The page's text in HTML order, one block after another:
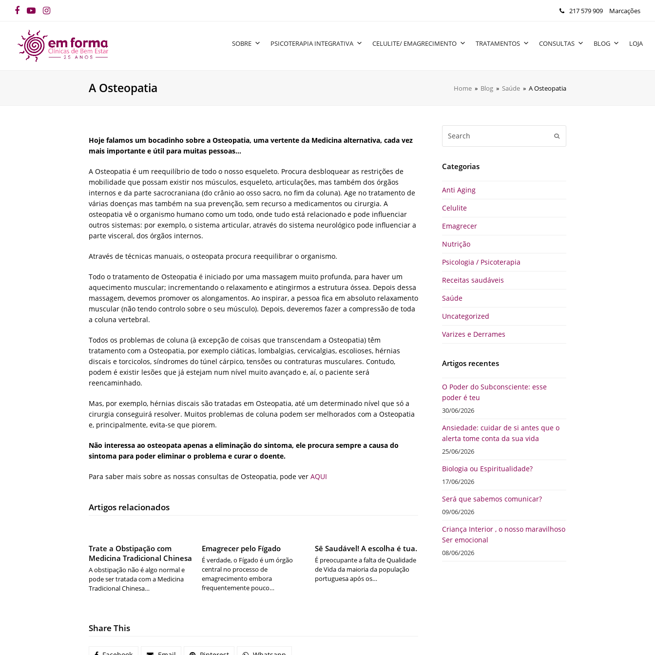
Facebook
YouTubeInstagram 217 579 909 Marcações
SOBRE PSICOTERAPIA INTEGRATIVA CELULITE/ EMAGRECIMENTO TRATAMENTOS CONSULTAS BLOG LOJA
A Osteopatia Home » Blog » Saúde » A Osteopatia
Categorias
Anti Aging
Celulite
Emagrecer
Nutrição
Psicologia / Psicoterapia
Receitas saudáveis
Saúde
Uncategorized
Varizes e Derrames
Artigos recentes
O Poder do Subconsciente: esse
poder é teu
30/06/2026
Ansiedade: cuidar de si antes que o
alerta tome conta da sua vida
25/06/2026
Biologia ou Espiritualidade?
17/06/2026
Será que sabemos comunicar?
09/06/2026
Criança Interior , o nosso maravilhoso
Ser emocional
08/06/2026
Hoje falamos um bocadinho sobre a Osteopatia, uma vertente da Medicina alternativa, cada vez
mais importante e útil para muitas pessoas…
A Osteopatia é um reequilíbrio de todo o nosso esqueleto. Procura desbloquear as restrições de
mobilidade que possam existir nos músculos, esqueleto, articulações, mas também dos órgãos
internos e da parte sacrocraniana (do crânio ao osso sacro, no fim da coluna). Age no tratamento de
várias doenças mas também na sua prevenção, sem recurso a medicamentos ou cirurgia. A
osteopatia vê o organismo humano como um todo, onde tudo está relacionado e pode influenciar
outros sistemas: por exemplo, o sistema articular, através do sistema neurológico pode influenciar a
parte visceral, dos órgãos internos.
Através de técnicas manuais, o osteopata procura reequilibrar o organismo.
Todo o tratamento de Osteopatia é iniciado por uma massagem muito profunda, para haver um
aquecimento muscular; incrementando o relaxamento e atingirmos a estrutura óssea. Depois dessa
massagem, devemos promover os alongamentos. Ao inspirar, a pessoa fica em absoluto relaxamento
muscular (não tendo controlo sobre o seu músculo). Depois, deveremos fazer a compressão de toda
a coluna vertebral.
Todos os problemas de coluna (à excepção de coisas que transcendam a Osteopatia) têm
tratamento com a Osteopatia, por exemplo ciáticas, lombalgias, cervicalgias, escolioses, hérnias
discais e torcicolos, síndromes do túnel cárpico, tensões ou contraturas musculares. Contudo,
podem é existir lesões que já estejam num nível muito avançado e, aí, o paciente será
reencaminhado.
Mas, por exemplo, hérnias discais são tratadas em Osteopatia, até um determinado nível que só a
cirurgia conseguirá resolver. Muitos problemas de coluna podem ser melhorados com a Osteopatia
e, principalmente, evita-se que piorem.
Não interessa ao osteopata apenas a eliminação do sintoma, ele procura sempre a causa do
sintoma para poder eliminar o problema e curar o doente.
Para saber mais sobre as nossas consultas de Osteopatia, pode ver AQUI
Artigos relacionados
Trate a Obstipação com
Medicina Tradicional Chinesa
A obstipação não é algo normal e
pode ser tratada com a Medicina
Tradicional Chinesa…
Emagrecer pelo Fígado
É verdade, o Fígado é um órgão
central no processo de
emagrecimento embora
frequentemente pouco…
Sê Saudável! A escolha é tua.
É preocupante a falta de Qualidade
de Vida da maioria da população
portuguesa após os…
Share This